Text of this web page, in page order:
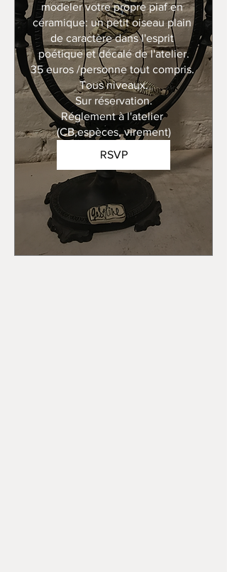
modeler votre propre piaf en
céramique: un petit oiseau plain
de caractère dans l'esprit
poétique et décalé de l'atelier.
35 euros /personne tout compris.
Tous niveaux.
Sur réservation.
Réglement à l'atelier
(CB,espèces, virement)
RSVP